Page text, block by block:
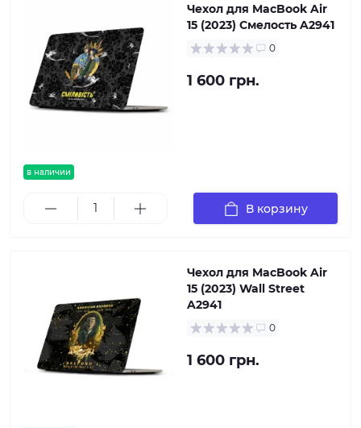
в наличии
Чехол для MacBook Air
15 (2023) Смелость A2941
0
1 600 грн.
В корзину
Чехол для MacBook Air
15 (2023) Wall Street
A2941
0
1 600 грн.